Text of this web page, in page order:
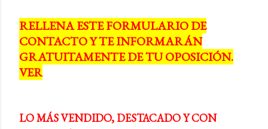
RELLENA ESTE FORMULARIO DE
CONTACTO Y TE INFORMARÁN
GRATUITAMENTE DE TU OPOSICIÓN.
VER
LO MÁS VENDIDO, DESTACADO Y CON